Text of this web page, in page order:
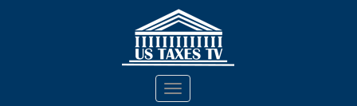
TOGGLE NAVIGATION